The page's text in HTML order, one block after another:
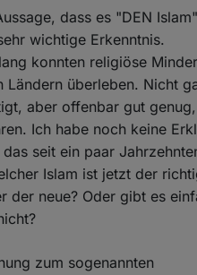
dass es "DEN
wichtige Erkenntnis.
konnten religiöse
Ländern überleben. Nicht
aber offenbar gut
Ich habe noch keine
seit ein paar
Islam ist jetzt der
der neue? Oder gibt es
zum sogenannten